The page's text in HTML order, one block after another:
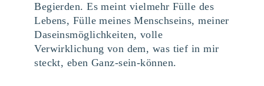
Begierden. Es meint vielmehr Fülle des
Lebens, Fülle meines Menschseins, meiner
Daseinsmöglichkeiten, volle
Verwirklichung von dem, was tief in mir
steckt, eben Ganz-sein-können.